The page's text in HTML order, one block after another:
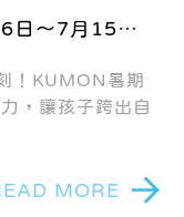
日～7月15日
！KUMON暑期
，讓孩子跨出自
MORE